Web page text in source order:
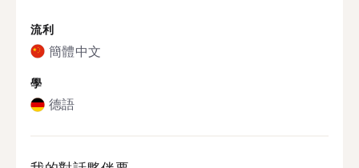
流利
簡體中文
學
德語